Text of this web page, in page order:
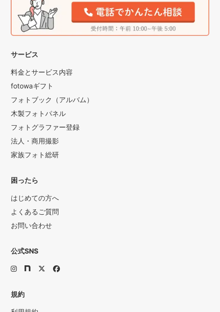
サービス
料金とサービス内容
fotowaギフト
フォトブック（アルバム）
木製フォトパネル
フォトグラファー登録
法人・商用撮影
家族フォト総研
困ったら
はじめての方へ
よくあるご質問
お問い合わせ
公式SNS
規約